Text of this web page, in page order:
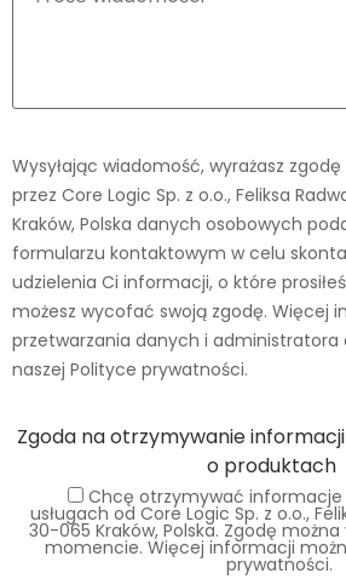
Wysyłając wiadomość, wyrażasz
przez Core Logic Sp. z o.o., Feliksa
Kraków, Polska danych osobowych
formularzu kontaktowym w celu
udzielenia Ci informacji, o które
możesz wycofać swoją zgodę. Więcej
przetwarzania danych i administratora
naszej Polityce prywatności.
Zgoda na otrzymywanie
o produktach
Chcę otrzymywać
usługach od Core Logic Sp. z o.o.,
30-065 Kraków, Polska. Zgodę
momencie. Więcej informacji
prywatności.